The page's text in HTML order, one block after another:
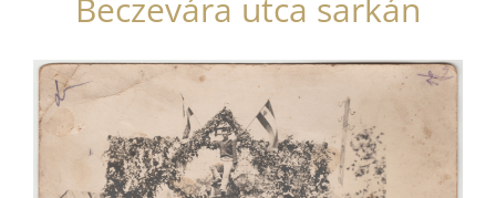
Beczevára utca sarkán